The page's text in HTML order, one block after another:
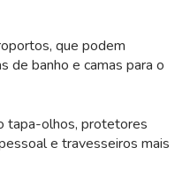
que podem
de banho e camas para o
tapa-olhos, protetores
e travesseiros mais